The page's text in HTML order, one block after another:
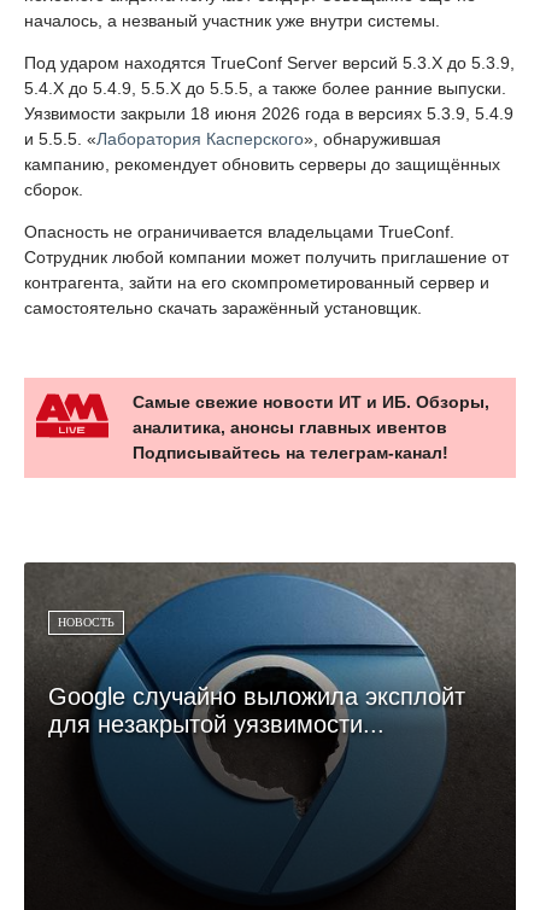
началось, а незваный участник уже внутри системы.
Под ударом находятся TrueConf Server версий 5.3.X до 5.3.9,
5.4.X до 5.4.9, 5.5.X до 5.5.5, а также более ранние выпуски.
Уязвимости закрыли 18 июня 2026 года в версиях 5.3.9, 5.4.9
и 5.5.5. «Лаборатория Касперского», обнаружившая
кампанию, рекомендует обновить серверы до защищённых
сборок.
Опасность не ограничивается владельцами TrueConf.
Сотрудник любой компании может получить приглашение от
контрагента, зайти на его скомпрометированный сервер и
самостоятельно скачать заражённый установщик.
Самые свежие новости ИТ и ИБ. Обзоры,
аналитика, анонсы главных ивентов
Подписывайтесь на телеграм-канал!
НОВОСТЬ
Google случайно выложила эксплойт
для незакрытой уязвимости...